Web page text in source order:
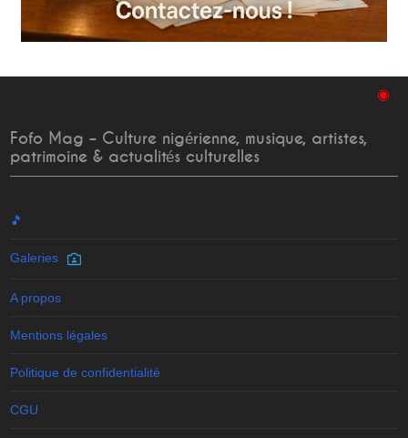
◉
Fofo Mag – Culture nigérienne, musique, artistes,
patrimoine & actualités culturelles
🎵
Galeries
A propos
Mentions légales
Politique de confidentialité
CGU